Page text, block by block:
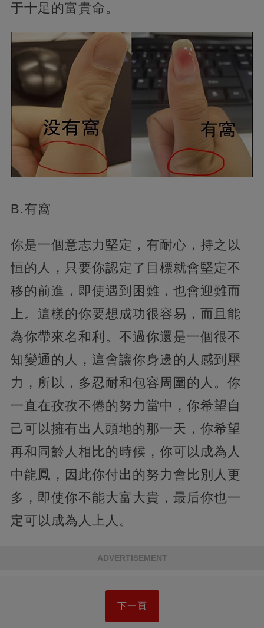
于十足的富貴命。
B.有窩
你是一個意志力堅定，有耐心，持之以
恒的人，只要你認定了目標就會堅定不
移的前進，即使遇到困難，也會迎難而
上。這樣的你要想成功很容易，而且能
為你帶來名和利。不過你還是一個很不
知變通的人，這會讓你身邊的人感到壓
力，所以，多忍耐和包容周圍的人。你
一直在孜孜不倦的努力當中，你希望自
己可以擁有出人頭地的那一天，你希望
再和同齡人相比的時候，你可以成為人
中龍鳳，因此你付出的努力會比別人更
多，即使你不能大富大貴，最后你也一
定可以成為人上人。
ADVERTISEMENT
下一頁